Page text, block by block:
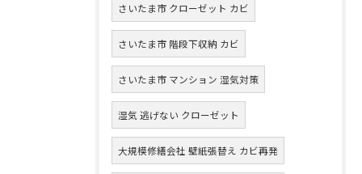
さいたま市 クローゼット カビ
さいたま市 階段下収納 カビ
さいたま市 マンション 湿気対策
湿気 逃げない クローゼット
大規模修繕会社 壁紙張替え カビ再発